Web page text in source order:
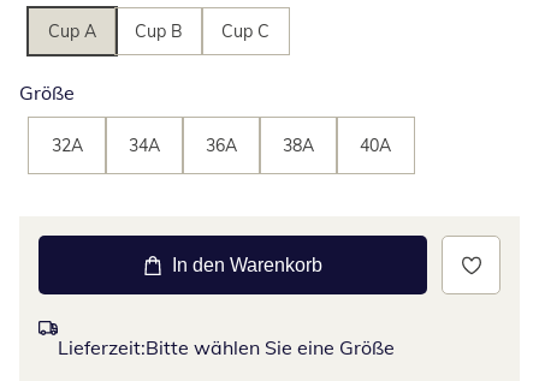
Cup A Cup B Cup C
Größe
32A 34A 36A 38A 40A
In den Warenkorb
Lieferzeit:Bitte wählen Sie eine Größe